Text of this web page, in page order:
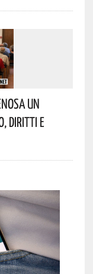
Un
Diritti E